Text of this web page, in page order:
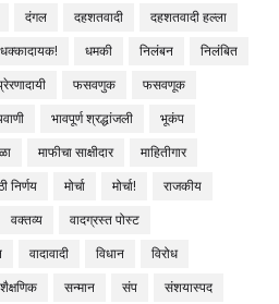
दंगल दहशतवादी
दहशतवादी हल्ला
धक्कादायक! धमकी निलंबन
निलंबित
फसवणुक
फसवणूक
भावपूर्ण श्रद्धांजली
भूकंप
माफीचा साक्षीदार
माहितीगार
निर्णय मोर्चा मोर्चा!
राजकीय
वक्तव्य
वादग्रस्त पोस्ट
वादावादी विधान
विरोध
शैक्षणिक सन्मान संप
संशयास्पद